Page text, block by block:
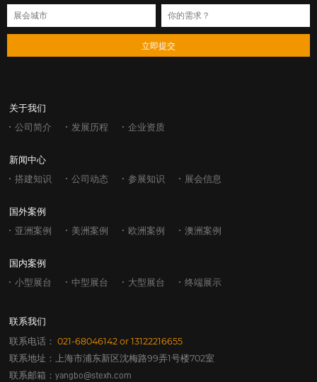
立即提交
关于我们
公司简介 发展历程 企业资质
新闻中心
搭建知识 公司动态 参展知识 展会信息
国外案例
亚洲案例 美洲案例 欧洲案例 澳洲案例
国内案例
小型展台 中型展台 大型展台 终端展示
联系我们
联系电话：021-68046142 or 13122216655
联系地址：上海市浦东新区沈梅路99弄1号楼702室
联系邮箱：yangbo@stexh.com